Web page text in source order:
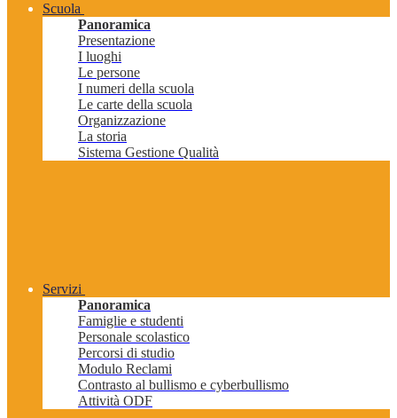
Scuola
Panoramica
Presentazione
I luoghi
Le persone
I numeri della scuola
Le carte della scuola
Organizzazione
La storia
Sistema Gestione Qualità
Servizi
Panoramica
Famiglie e studenti
Personale scolastico
Percorsi di studio
Modulo Reclami
Contrasto al bullismo e cyberbullismo
Attività ODF